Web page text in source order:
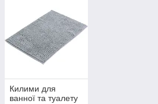
Килими для
ванної та туалету